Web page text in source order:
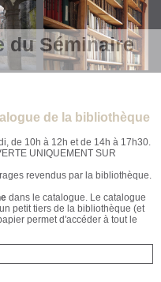
du Séminaire
de la bibliothèque
de 10h à 12h et de 14h à 17h30.
UNIQUEMENT SUR
revendus par la bibliothèque.
dans le catalogue. Le catalogue
petit tiers de la bibliothèque (et
permet d'accéder à tout le